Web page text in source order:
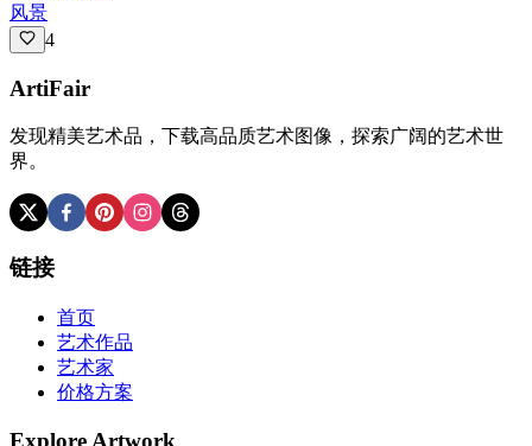
风景
4
ArtiFair
发现精美艺术品，下载高品质艺术图像，探索广阔的艺术世
界。
链接
首页
艺术作品
艺术家
价格方案
Explore Artwork